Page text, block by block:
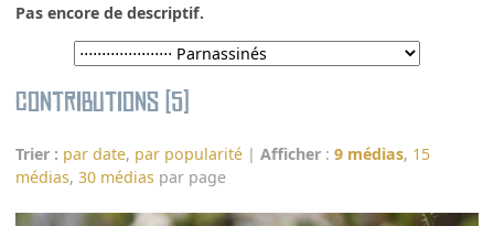
Pas encore de descriptif.
Contributions (5)
Trier : par date, par popularité |Afficher :9 médias, 15
médias,30 médias par page